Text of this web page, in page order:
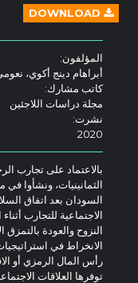
DOWNLOAD
المؤلفون:
أبراهام دينج أكوي،
كاتب مشارك:
مجلة دراسات اللاجئين
نشرت:
2020
بالاعتماد على تجارب
الثمانينيات، ونشأوا
الاجتماعية للتجارب
النزوح والعودة
الانخراط في
رأس المال الرمزي أو
توفرها العلاقات